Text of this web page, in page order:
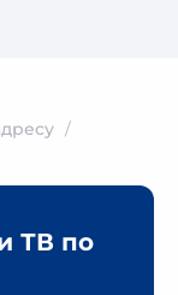
ТВ по